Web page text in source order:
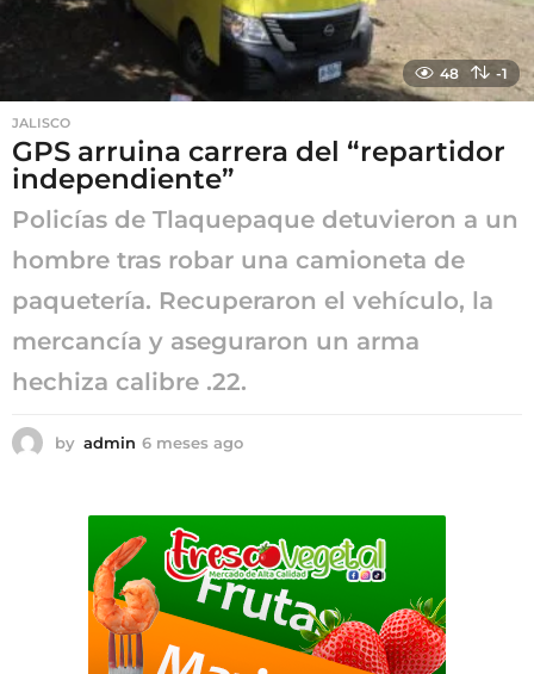
48 -1
JALISCO
GPS arruina carrera del “repartidor
independiente”
Policías de Tlaquepaque detuvieron a un
hombre tras robar una camioneta de
paquetería. Recuperaron el vehículo, la
mercancía y aseguraron un arma
hechiza calibre .22.
by admin 6 meses ago
s
a
g
o